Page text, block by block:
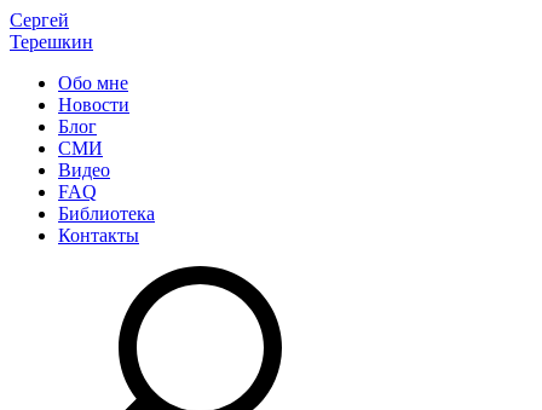
Сергей
Терешкин
Обо мне
Новости
Блог
СМИ
Видео
FAQ
Библиотека
Контакты